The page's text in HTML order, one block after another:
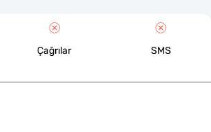
Çağrılar SMS